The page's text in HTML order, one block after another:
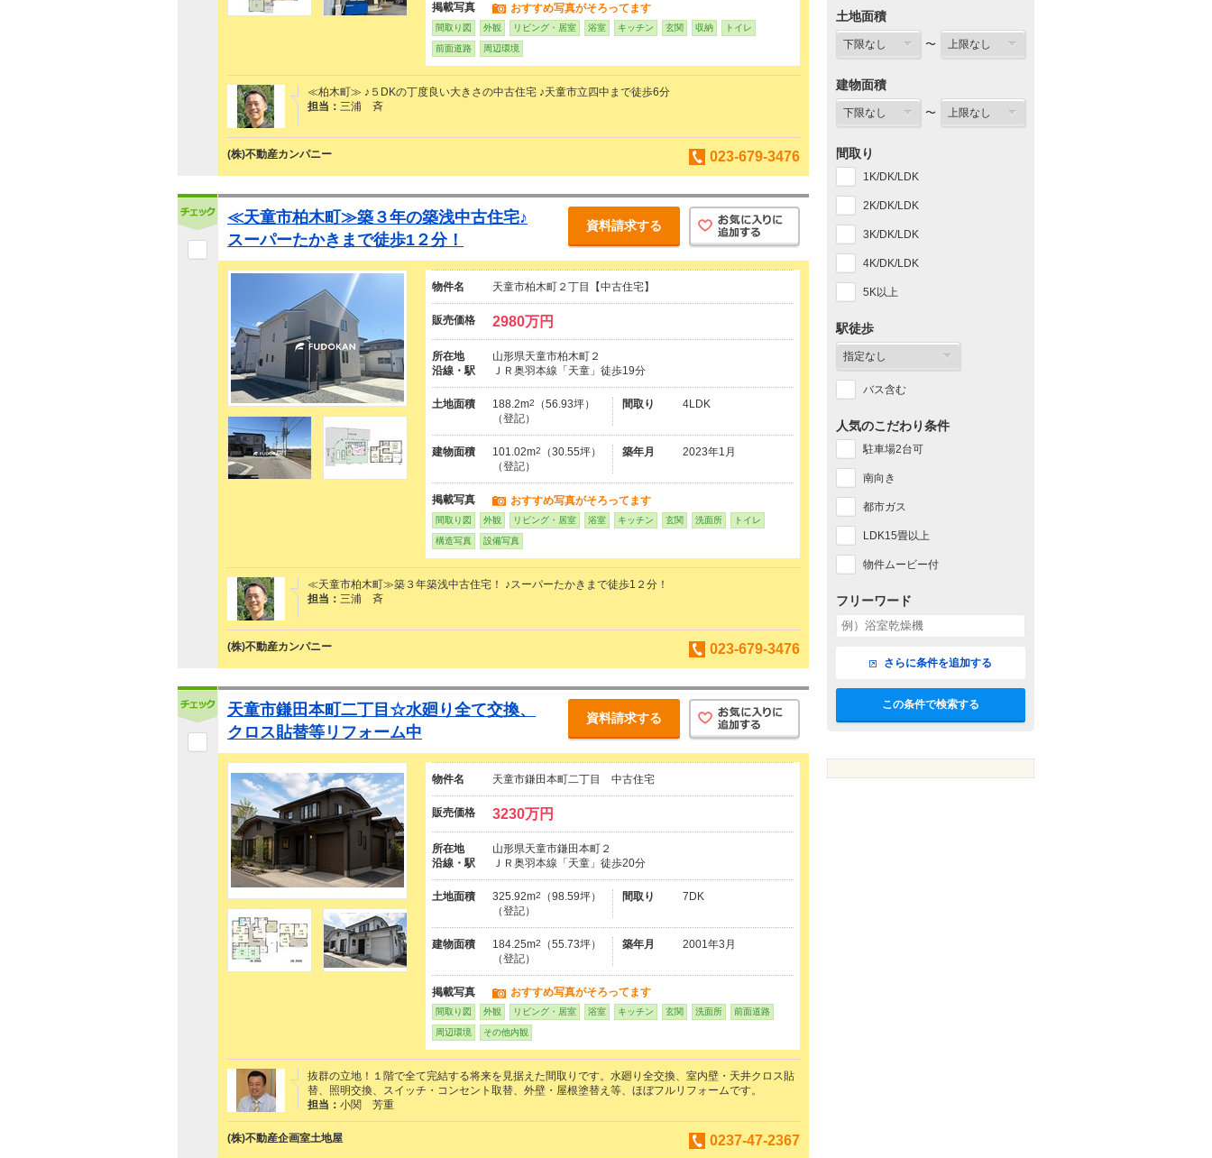
掲載写真 おすすめ写真がそろってます
間取り図 外観 リビング・居室 浴室 キッチン 玄関 収納 トイレ
前面道路 周辺環境
≪柏木町≫ ♪５DKの丁度良い大きさの中古住宅 ♪天童市立四中まで徒歩6分
担当： 三浦 斉
(株)不動産カンパニー 023-679-3476
≪天童市柏木町≫築３年の築浅中古住宅♪
スーパーたかきまで徒歩1２分！
資料請求する
物件名 天童市柏木町２丁目【中古住宅】
販売価格 2980万円
所在地
山形県天童市柏木町２
沿線・駅
ＪＲ奥羽本線「天童」徒歩19分
土地面積 188.2m2
（56.93坪）
（登記）
間取り 4LDK
建物面積 101.02m2
（30.55坪）
（登記）
築年月 2023年1月
掲載写真 おすすめ写真がそろってます
間取り図 外観 リビング・居室 浴室 キッチン 玄関 洗面所 トイレ
構造写真 設備写真
≪天童市柏木町≫築３年築浅中古住宅！ ♪スーパーたかきまで徒歩1２分！
担当： 三浦 斉
(株)不動産カンパニー 023-679-3476
天童市鎌田本町二丁目☆水廻り全て交換、
クロス貼替等リフォーム中
資料請求する
物件名 天童市鎌田本町二丁目 中古住宅
販売価格 3230万円
所在地
山形県天童市鎌田本町２
沿線・駅
ＪＲ奥羽本線「天童」徒歩20分
土地面積 325.92m2
（98.59坪）
（登記）
間取り 7DK
建物面積 184.25m2
（55.73坪）
（登記）
築年月 2001年3月
掲載写真 おすすめ写真がそろってます
間取り図 外観 リビング・居室 浴室 キッチン 玄関 洗面所 前面道路
周辺環境 その他内観
抜群の立地！１階で全て完結する将来を見据えた間取りです。水廻り全交換、室内壁・天井クロス貼
替、照明交換、スイッチ・コンセント取替、外壁・屋根塗替え等、ほぼフルリフォームです。
担当： 小関 芳重
(株)不動産企画室土地屋 0237-47-2367
土地面積
〜
建物面積
〜
間取り
1K/DK/LDK
2K/DK/LDK
3K/DK/LDK
4K/DK/LDK
5K以上
駅徒歩
バス含む
人気のこだわり条件
駐車場2台可
南向き
都市ガス
LDK15畳以上
物件ムービー付
フリーワード
さらに条件を追加する
この条件で検索する